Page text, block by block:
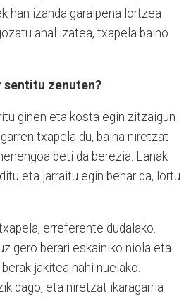
han izanda garaipena lortzea
ahal izatea, txapela baino
sentitu zenuten?
ginen eta kosta egin zitzaigun
txapela du, baina niretzat
beti da berezia. Lanak
eta jarraitu egin behar da, lortu
erreferente dudalako.
gero berari eskainiko niola eta
jakitea nahi nuelako.
dago, eta niretzat ikaragarria